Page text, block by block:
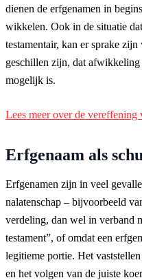
dienen de erfgenamen in
wikkelen. Ook in de situatie
testamentair, kan er sprake
geschillen zijn, dat
mogelijk is.
Lees meer over de vereffening
Erfgenaam als
Erfgenamen zijn in veel
nalatenschap – bijvoorbeeld
verdeling, dan wel in verband
testament”, of omdat een
legitieme portie. Het
en het volgen van de juiste